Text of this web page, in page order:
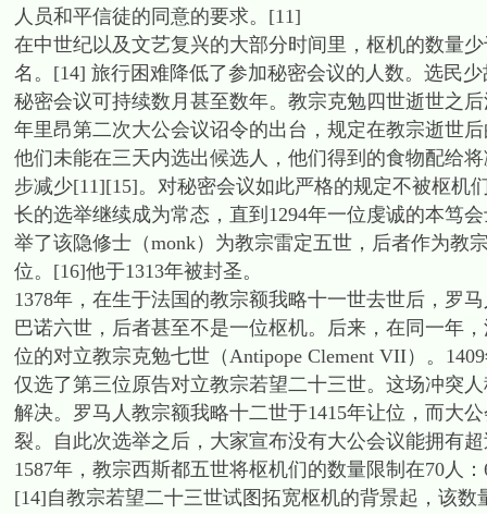
人员和平信徒的同意的要求。[11]
在中世纪以及文艺复兴的大部分时间里，枢机的数量
名。[14] 旅行困难降低了参加秘密会议的人数。选民
秘密会议可持续数月甚至数年。教宗克勉四世逝世之
年里昂第二次大公会议诏令的出台，规定在教宗逝世
他们未能在三天内选出候选人，他们得到的食物配给
步减少[11][15]。对秘密会议如此严格的规定不被枢机
长的选举继续成为常态，直到1294年一位虔诚的本笃
举了该隐修士（monk）为教宗雷定五世，后者作为教
位。[16]他于1313年被封圣。
1378年，在生于法国的教宗额我略十一世去世后，罗
巴诺六世，后者甚至不是一位枢机。后来，在同一年
位的对立教宗克勉七世（Antipope Clement VII）。
仅选了第三位原告对立教宗若望二十三世。这场冲突
解决。罗马人教宗额我略十二世于1415年让位，而大
裂。自此次选举之后，大家宣布没有大公会议能拥有
1587年，教宗西斯都五世将枢机们的数量限制在70人
[14]自教宗若望二十三世试图拓宽枢机的背景起，该